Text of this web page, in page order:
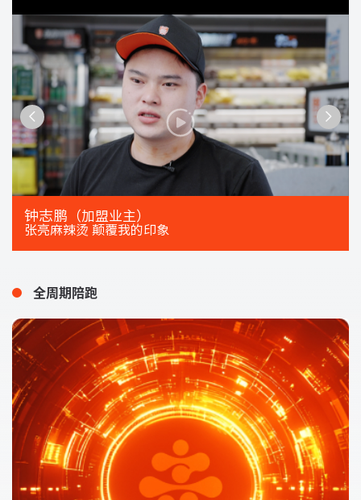
钟志鹏 （加盟业主）
张亮麻辣烫 颠覆我的印象
全周期陪跑